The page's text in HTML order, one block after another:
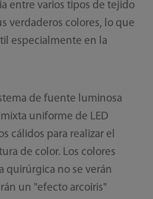
entre varios tipos de tejido
verdaderos colores, lo que
especialmente en la
de fuente luminosa
uniforme de LED
cálidos para realizar el
de color. Los colores
quirúrgica no se verán
un "efecto arcoiris"